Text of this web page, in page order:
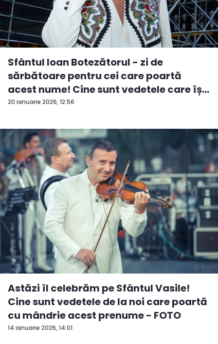
20 ianuarie 2026, 12:56
Sfântul Ioan Botezătorul - zi de
sărbătoare pentru cei care poartă
acest nume! Cine sunt vedetele care îș...
14 ianuarie 2026, 14:01
Astăzi îl celebrăm pe Sfântul Vasile!
Cine sunt vedetele de la noi care poartă
cu mândrie acest prenume - FOTO